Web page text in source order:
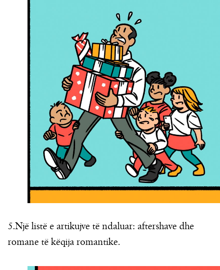
5.Një listë e artikujve të ndaluar: aftershave dhe
romane të këqija romantike.